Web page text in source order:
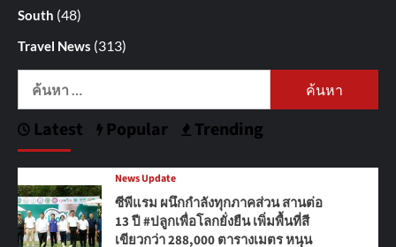
South (48)
Travel News (313)
ค้นหา
Latest Popular Trending
News Update
ซีพีแรม ผนึกกำลังทุกภาคส่วน สานต่อ
13 ปี #ปลูกเพื่อโลกยั่งยืน เพิ่มพื้นที่สี
เขียวกว่า 288,000 ตารางเมตร หนุน